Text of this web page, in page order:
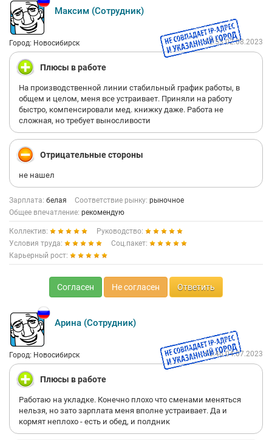
Максим (Сотрудник)
Город: Новосибирск 12:53 02.08.2023
Плюсы в работе
На производственной линии стабильный график работы, в
общем и целом, меня все устраивает. Приняли на работу
быстро, компенсировали мед. книжку даже. Работа не
сложная, но требует выносливости
Отрицательные стороны
не нашел
Зарплата: белая Соответствие рынку: рыночное
Общее впечатление: рекомендую
Коллектив:
Руководство:
Условия труда:
Соц.пакет:
Карьерный рост:
Согласен Не согласен Ответить
Арина (Сотрудник)
Город: Новосибирск 15:46 04.07.2023
Плюсы в работе
Работаю на укладке. Конечно плохо что сменами меняться
нельзя, но зато зарплата меня вполне устраивает. Да и
кормят неплохо - есть и обед, и полдник